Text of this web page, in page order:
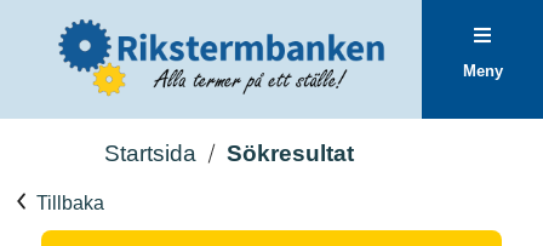
Meny
Startsida Sökresultat
Tillbaka